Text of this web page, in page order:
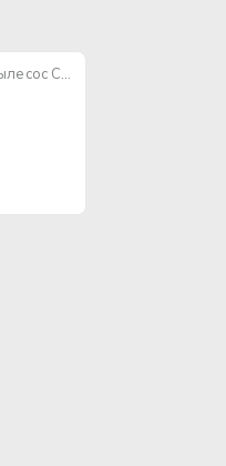
Воздуходувка-пылесос CROWN CT17013